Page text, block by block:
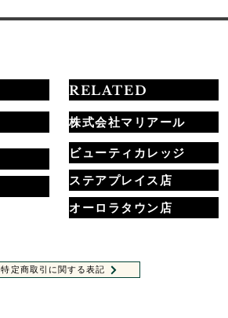
RELATED
株式会社マリアール
ビューティカレッジ
ステアプレイス店
オーロラタウン店
特定商取引に関する表記